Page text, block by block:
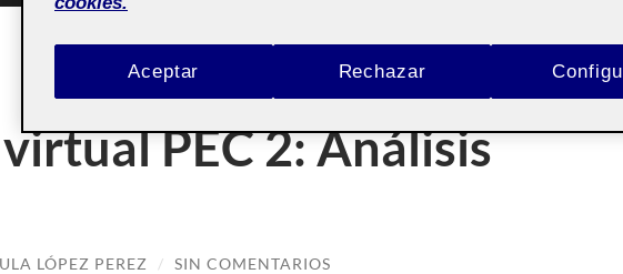
PEC 2: Análisis
LÓPEZ PEREZ / SIN COMENTARIOS
Rechazar
Aceptar